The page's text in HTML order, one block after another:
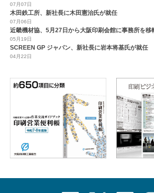
07月07日
木田鉄工所、新社長に木田憲治氏が就任
07月06日
近畿機材協、5月27日から大阪印刷会館に事務所を移
05月19日
SCREEN GP ジャパン、新社長に岩本将基氏が就任
04月22日